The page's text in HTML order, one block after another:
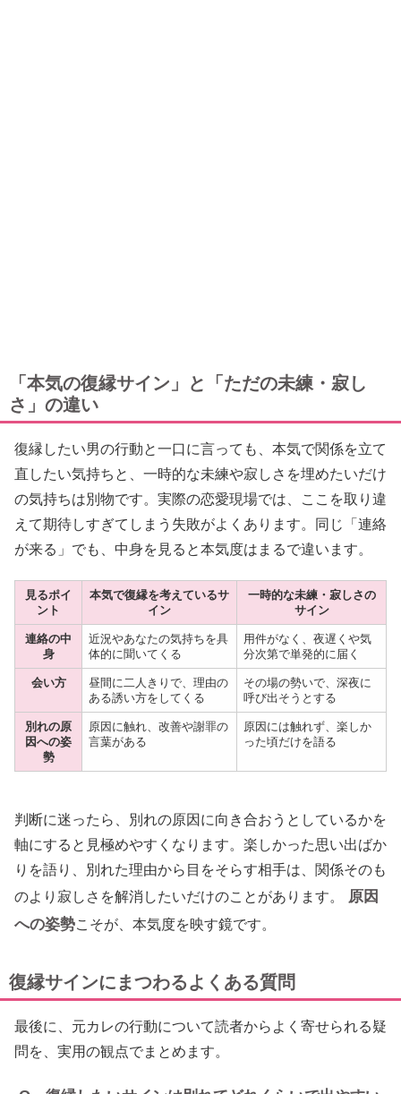
「本気の復縁サイン」と「ただの未練・寂し
さ」の違い
復縁したい男の行動と一口に言っても、本気で関係を立て
直したい気持ちと、一時的な未練や寂しさを埋めたいだけ
の気持ちは別物です。実際の恋愛現場では、ここを取り違
えて期待しすぎてしまう失敗がよくあります。同じ「連絡
が来る」でも、中身を見ると本気度はまるで違います。
見るポイ
ント
本気で復縁を考えているサ
イン
一時的な未練・寂しさの
サイン
連絡の中
身
近況やあなたの気持ちを具
体的に聞いてくる
用件がなく、夜遅くや気
分次第で単発的に届く
会い方
昼間に二人きりで、理由の
ある誘い方をしてくる
その場の勢いで、深夜に
呼び出そうとする
別れの原
因への姿
勢
原因に触れ、改善や謝罪の
言葉がある
原因には触れず、楽しか
った頃だけを語る
判断に迷ったら、別れの原因に向き合おうとしているかを
軸にすると見極めやすくなります。楽しかった思い出ばか
りを語り、別れた理由から目をそらす相手は、関係そのも
のより寂しさを解消したいだけのことがあります。
原因
への姿勢こそが、本気度を映す鏡です。
復縁サインにまつわるよくある質問
最後に、元カレの行動について読者からよく寄せられる疑
問を、実用の観点でまとめます。